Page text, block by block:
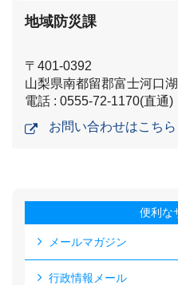
地域防災課
〒401-0392
山梨県南都留郡富士河口
電話 : 0555-72-1170(直通)
お問い合わせはこちら
便利な
メールマガジン
行政情報メール